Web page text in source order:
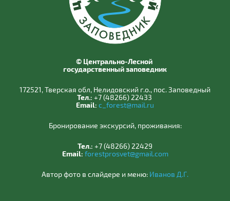
© Центрально-Лесной
государственный заповедник
172521, Тверская обл, Нелидовский г.о., пос. Заповедный
Тел.: +7 (48266) 22433
Email: c_forest@mail.ru
Бронирование экскурсий, проживания:
Тел.: +7 (48266) 22429
Email: forestprosvet@gmail.com
Автор фото в слайдере и меню: Иванов Д.Г.